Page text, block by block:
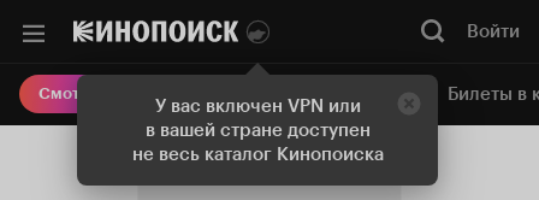
У вас включен VPN или
в вашей стране доступен
не весь каталог Кинопоиска
Войти
Смотреть кино Онлайн-кинотеатр Билеты в